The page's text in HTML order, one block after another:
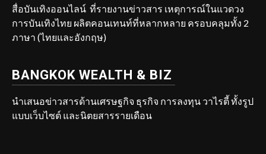
สื่อบันเทิงออนไลน์ ที่รายงานข่าวสาร เหตุการณ์ในแวดวง
การบันเทิงไทย ผลิตคอนเทนท์ที่หลากหลาย ครอบคลุมทั้ง 2
ภาษา (ไทยและอังกฤษ)
BANGKOK WEALTH & BIZ
นำเสนอข่าวสารด้านเศรษฐกิจ ธุรกิจ การลงทุน วาไรตี้ ทั้งรูป
แบบเว็บไซต์ และนิตยสารรายเดือน